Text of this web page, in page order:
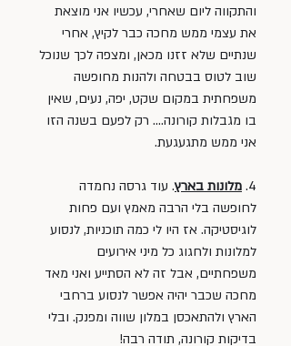
והתקווה ליום שאחרי, עכשיו אני מוצאת
את עצמי ממש מחכה כבר לקיץ, אחרי
שנתיים שלא זזנו מכאן, ומצפה לכך שנוכל
שוב לטוס בבטחה ולהנות מחופשה
משפחתית במקום שקט, יפה, נעים, שאין
בו מגבלות קורונה.... רק לפעם בשנה הזו
אני ממש מתגעגעת.
4. מלונות בארץ. עוד גרסה נחמדה
לחופשה בלי הרבה מאמץ ועם פחות
לוגיסטיקה. אז היו לי כמה תוכניות, לנסוע
למלונות ולחגוג כל מיני אירועים
משפחתיים, אבל זה לא הסתייע ואני מאד
מחכה שכבר יהיה אפשר לנסוע ברחבי
הארץ ולהתאכסן במלון שווה ומפנק. ובלי
בדיקות קורונה, תודה רבה!